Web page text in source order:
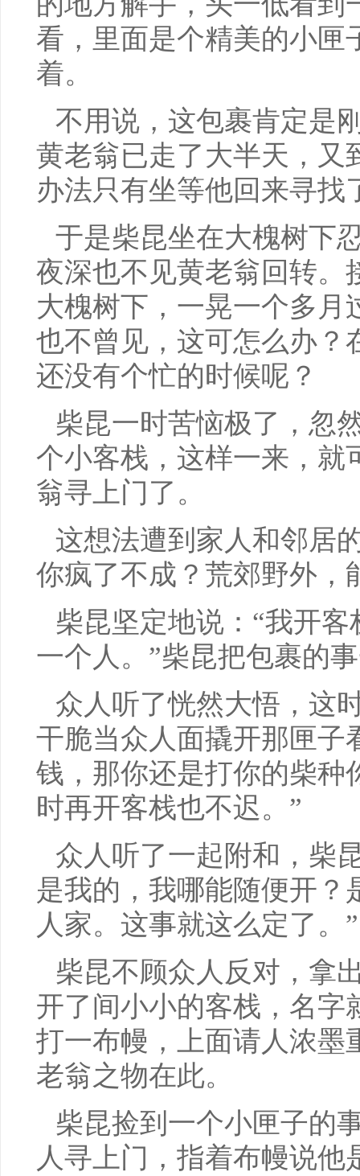
看，里面是个精美的小匣
着。
不用说，这包裹肯定是
黄老翁已走了大半天，又
办法只有坐等他回来寻找
于是柴昆坐在大槐树下
夜深也不见黄老翁回转。
大槐树下，一晃一个多月
也不曾见，这可怎么办？
还没有个忙的时候呢？
柴昆一时苦恼极了，忽
个小客栈，这样一来，就
翁寻上门了。
这想法遭到家人和邻居
你疯了不成？荒郊野外，
柴昆坚定地说：“我开
一个人。”柴昆把包裹的
众人听了恍然大悟，这
干脆当众人面撬开那匣子
钱，那你还是打你的柴种
时再开客栈也不迟。”
众人听了一起附和，柴
是我的，我哪能随便开？
人家。这事就这么定了。”
柴昆不顾众人反对，拿
开了间小小的客栈，名字
打一布幔，上面请人浓墨
老翁之物在此。
柴昆捡到一个小匣子的
人寻上门，指着布幔说